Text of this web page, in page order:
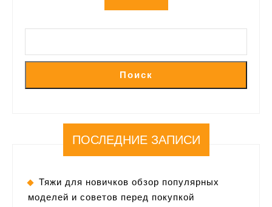
Поиск
ПОСЛЕДНИЕ ЗАПИСИ
Тяжи для новичков обзор популярных
моделей и советов перед покупкой